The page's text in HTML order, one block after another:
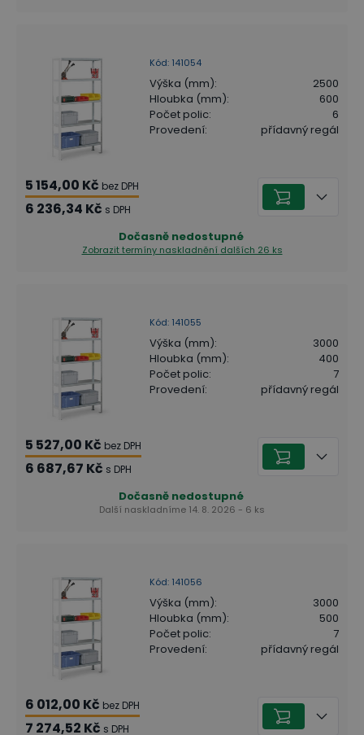
Kód: 141054
Výška (mm):
2500
Hloubka (mm):
600
Počet polic:
6
Provedení: přídavný regál
5 154,00 Kč bez DPH
6 236,34 Kč s DPH
Dočasně nedostupné
Zobrazit termíny naskladnění dalších 26 ks
Kód: 141055
Výška (mm):
3000
Hloubka (mm):
400
Počet polic:
7
Provedení: přídavný regál
5 527,00 Kč bez DPH
6 687,67 Kč s DPH
Dočasně nedostupné
Další naskladníme 14. 8. 2026 - 6 ks
Kód: 141056
Výška (mm):
3000
Hloubka (mm):
500
Počet polic:
7
Provedení: přídavný regál
6 012,00 Kč bez DPH
7 274,52 Kč s DPH